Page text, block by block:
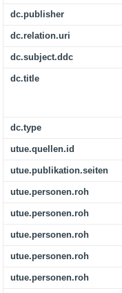
dc.publisher
dc.relation.uri
dc.subject.ddc
dc.title
dc.type
utue.quellen.id
utue.publikation.seiten
utue.personen.roh
utue.personen.roh
utue.personen.roh
utue.personen.roh
utue.personen.roh